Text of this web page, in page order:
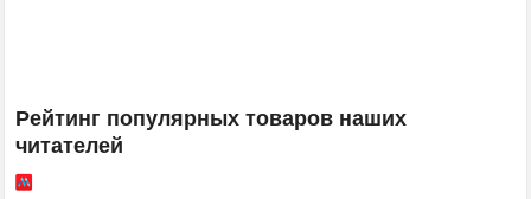
Рейтинг популярных товаров наших
читателей